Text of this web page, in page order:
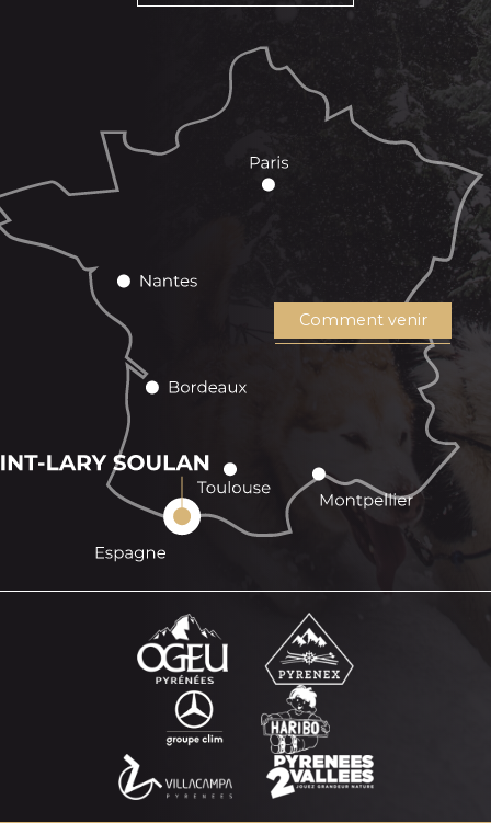
Comment venir